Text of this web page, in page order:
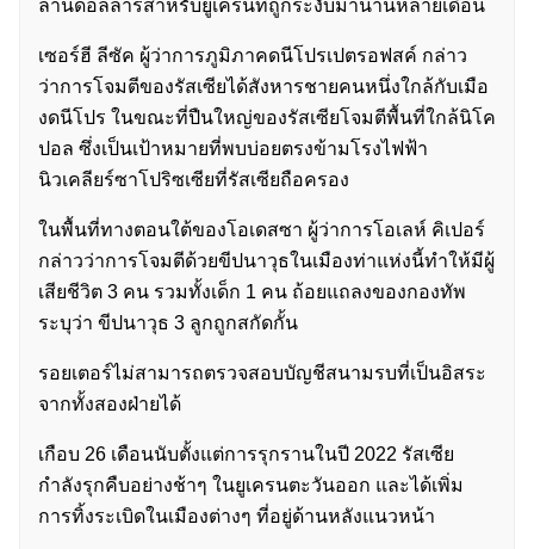
ล้านดอลลาร์สำหรับยูเครนที่ถูกระงับมานานหลายเดือน
เซอร์ฮี ลีซัค ผู้ว่าการภูมิภาคดนีโปรเปตรอฟสค์ กล่าว
ว่าการโจมตีของรัสเซียได้สังหารชายคนหนึ่งใกล้กับเมือ
งดนีโปร ในขณะที่ปืนใหญ่ของรัสเซียโจมตีพื้นที่ใกล้นิโค
ปอล ซึ่งเป็นเป้าหมายที่พบบ่อยตรงข้ามโรงไฟฟ้า
นิวเคลียร์ซาโปริซเซียที่รัสเซียถือครอง
ในพื้นที่ทางตอนใต้ของโอเดสซา ผู้ว่าการโอเลห์ คิเปอร์
กล่าวว่าการโจมตีด้วยขีปนาวุธในเมืองท่าแห่งนี้ทำให้มีผู้
เสียชีวิต 3 คน รวมทั้งเด็ก 1 คน ถ้อยแถลงของกองทัพ
ระบุว่า ขีปนาวุธ 3 ลูกถูกสกัดกั้น
รอยเตอร์ไม่สามารถตรวจสอบบัญชีสนามรบที่เป็นอิสระ
จากทั้งสองฝ่ายได้
เกือบ 26 เดือนนับตั้งแต่การรุกรานในปี 2022 รัสเซีย
กำลังรุกคืบอย่างช้าๆ ในยูเครนตะวันออก และได้เพิ่ม
การทิ้งระเบิดในเมืองต่างๆ ที่อยู่ด้านหลังแนวหน้า